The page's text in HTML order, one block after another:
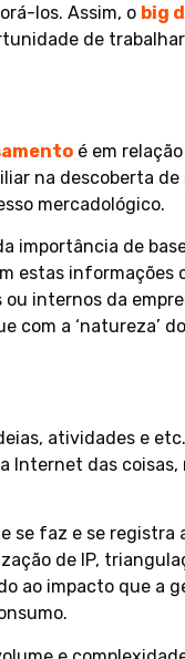
los. Assim, o big
de
é em
na descoberta
mercadológico.
importância de
estas informações
internos da
com a ‘natureza’
atividades e
Internet das coisas,
se faz e se
de IP,
ao impacto que a